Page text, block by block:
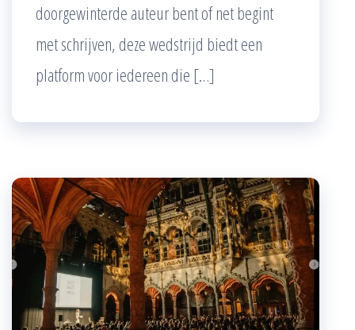
doorgewinterde auteur bent of net begint
met schrijven, deze wedstrijd biedt een
platform voor iedereen die […]